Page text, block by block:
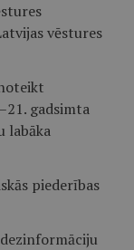
vēstures
gadsimta
labāka
piederības